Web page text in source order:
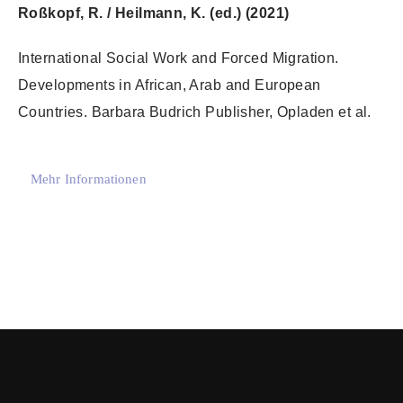
Roßkopf, R. / Heilmann, K. (ed.) (2021)
International Social Work and Forced Migration.
Developments in African, Arab and European
Countries. Barbara Budrich Publisher, Opladen et al.
Mehr Informationen